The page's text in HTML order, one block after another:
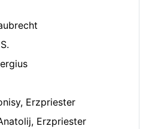
Erzpriester
Erzpriester